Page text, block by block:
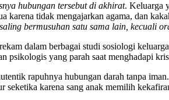
hubungan tersebut di akhirat. Keluarga
karena tidak mengajarkan agama, dan
bermusuhan satu sama lain, kecuali
dalam berbagai studi sosiologi
psikologis yang parah saat menghadapi
rapuhnya hubungan darah tanpa
seketika karena sang anak memilih